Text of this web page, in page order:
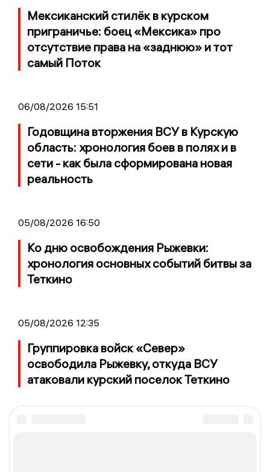
Мексиканский стилёк в курском
приграничье: боец «Мексика» про
отсутствие права на «заднюю» и тот
самый Поток
06/08/2026 15:51
Годовщина вторжения ВСУ в Курскую
область: хронология боев в полях и в
сети - как была сформирована новая
реальность
05/08/2026 16:50
Ко дню освобождения Рыжевки:
хронология основных событий битвы за
Теткино
05/08/2026 12:35
Группировка войск «Север»
освободила Рыжевку, откуда ВСУ
атаковали курский поселок Теткино